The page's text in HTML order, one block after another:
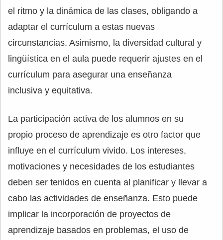
el ritmo y la dinámica de las clases, obligando a
adaptar el currículum a estas nuevas
circunstancias. Asimismo, la diversidad cultural y
lingüística en el aula puede requerir ajustes en el
currículum para asegurar una enseñanza
inclusiva y equitativa.
La participación activa de los alumnos en su
propio proceso de aprendizaje es otro factor que
influye en el currículum vivido. Los intereses,
motivaciones y necesidades de los estudiantes
deben ser tenidos en cuenta al planificar y llevar a
cabo las actividades de enseñanza. Esto puede
implicar la incorporación de proyectos de
aprendizaje basados en problemas, el uso de